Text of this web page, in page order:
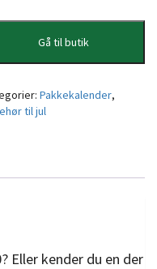
Gå til butik
Pakkekalender,
til jul
Eller kender du en der